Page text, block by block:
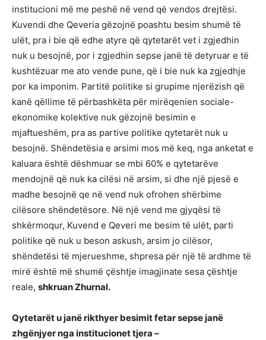
institucioni më me peshë në vend që vendos drejtësi.
Kuvendi dhe Qeveria gëzojnë poashtu besim shumë të
ulët, pra i bie që edhe atyre që qytetarët vet i zgjedhin
nuk u besojnë, por i zgjedhin sepse janë të detyruar e të
kushtëzuar me ato vende pune, që i bie nuk ka zgjedhje
por ka imponim. Partitë politike si grupime njerëzish që
kanë qëllime të përbashkëta për mirëqenien sociale-
ekonomike kolektive nuk gëzojnë besimin e
mjaftueshëm, pra as partive politike qytetarët nuk u
besojnë. Shëndetësia e arsimi mos më keq, nga anketat e
kaluara është dëshmuar se mbi 60% e qytetarëve
mendojnë që nuk ka cilësi në arsim, si dhe një pjesë e
madhe besojnë qe në vend nuk ofrohen shërbime
cilësore shëndetësore. Në një vend me gjyqësi të
shkërmoqur, Kuvend e Qeveri me besim të ulët, parti
politike që nuk u beson askush, arsim jo cilësor,
shëndetësi të mjerueshme, shpresa për një të ardhme të
mirë është më shumë çështje imagjinate sesa çështje
reale, shkruan Zhurnal.
Qytetarët u janë rikthyer besimit fetar sepse janë
zhgënjyer nga institucionet tjera –